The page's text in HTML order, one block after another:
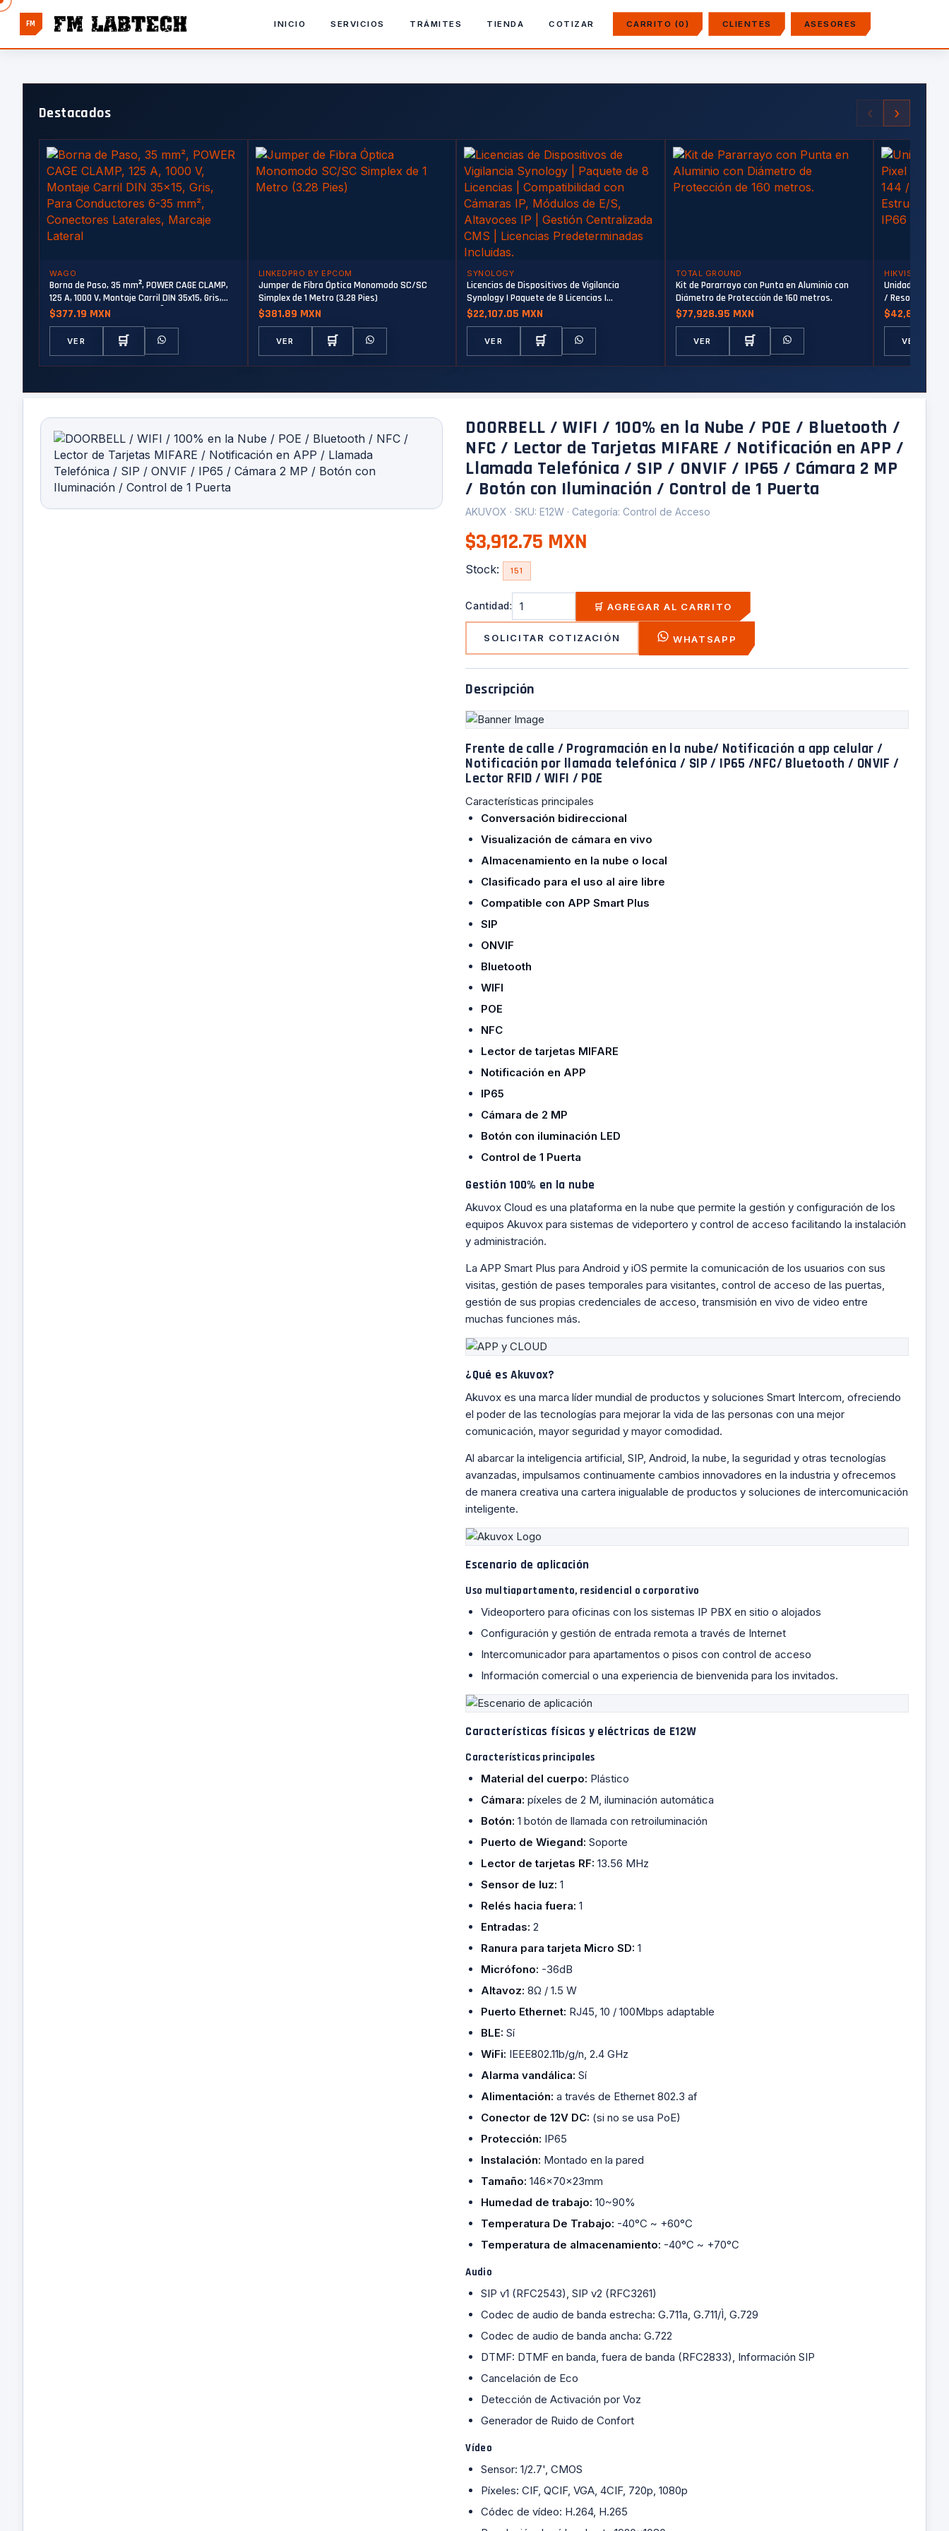
FM INICIO SERVICIOS TRÁMITES TIENDA COTIZAR CARRITO (0) CLIENTES ASESORES
Destacados ‹ ›
WAGO
Borna de Paso, 35 mm², POWER CAGE CLAMP,
125 A, 1000 V, Montaje Carril DIN 35x15, Gris,
Para Conductores 6-35 mm², Conectores
Laterales, Marcaje Lateral
$377.19 MXN
VER 🛒
LINKEDPRO BY EPCOM
Jumper de Fibra Óptica Monomodo SC/SC
Simplex de 1 Metro (3.28 Pies)
$381.89 MXN
VER 🛒
SYNOLOGY
Licencias de Dispositivos de Vigilancia
Synology | Paquete de 8 Licencias |
Compatibilidad con Cámaras IP, Módulos de
E/S, Altavoces IP | Gestión Centralizada CMS |
Licencias Predeterminadas Incluidas.
$22,107.05 MXN
VER 🛒
TOTAL GROUND
Kit de Pararrayo con Punta en Aluminio con
Diámetro de Protección de 160 metros.
$77,928.95 MXN
VER 🛒
HIKVISION
Unidad de
/ Resolución
/ Estructura de
$42,859.49
VER
DOORBELL / WIFI / 100% en la Nube / POE / Bluetooth /
NFC / Lector de Tarjetas MIFARE / Notificación en APP /
Llamada Telefónica / SIP / ONVIF / IP65 / Cámara 2 MP
/ Botón con Iluminación / Control de 1 Puerta
AKUVOX · SKU: E12W · Categoría: Control de Acceso
$3,912.75 MXN
Stock: 151
Cantidad: 🛒 AGREGAR AL CARRITO
SOLICITAR COTIZACIÓN WHATSAPP
Descripción
Frente de calle / Programación en la nube/ Notificación a app celular /
Notificación por llamada telefónica / SIP / IP65 /NFC/ Bluetooth / ONVIF /
Lector RFID / WIFI / POE
Características principales
Conversación bidireccional
Visualización de cámara en vivo
Almacenamiento en la nube o local
Clasificado para el uso al aire libre
Compatible con APP Smart Plus
SIP
ONVIF
Bluetooth
WIFI
POE
NFC
Lector de tarjetas MIFARE
Notificación en APP
IP65
Cámara de 2 MP
Botón con iluminación LED
Control de 1 Puerta
Gestión 100% en la nube
Akuvox Cloud es una plataforma en la nube que permite la gestión y configuración de los
equipos Akuvox para sistemas de videportero y control de acceso facilitando la instalación
y administración.
La APP Smart Plus para Android y iOS permite la comunicación de los usuarios con sus
visitas, gestión de pases temporales para visitantes, control de acceso de las puertas,
gestión de sus propias credenciales de acceso, transmisión en vivo de video entre
muchas funciones más.
¿Qué es Akuvox?
Akuvox es una marca líder mundial de productos y soluciones Smart Intercom, ofreciendo
el poder de las tecnologías para mejorar la vida de las personas con una mejor
comunicación, mayor seguridad y mayor comodidad.
Al abarcar la inteligencia artificial, SIP, Android, la nube, la seguridad y otras tecnologías
avanzadas, impulsamos continuamente cambios innovadores en la industria y ofrecemos
de manera creativa una cartera inigualable de productos y soluciones de intercomunicación
inteligente.
Escenario de aplicación
Uso multiapartamento, residencial o corporativo
Videoportero para oficinas con los sistemas IP PBX en sitio o alojados
Configuración y gestión de entrada remota a través de Internet
Intercomunicador para apartamentos o pisos con control de acceso
Información comercial o una experiencia de bienvenida para los invitados.
Características físicas y eléctricas de E12W
Características principales
Material del cuerpo: Plástico
Cámara: píxeles de 2 M, iluminación automática
Botón: 1 botón de llamada con retroiluminación
Puerto de Wiegand: Soporte
Lector de tarjetas RF: 13.56 MHz
Sensor de luz: 1
Relés hacia fuera: 1
Entradas: 2
Ranura para tarjeta Micro SD: 1
Micrófono: -36dB
Altavoz: 8Ω / 1.5 W
Puerto Ethernet: RJ45, 10 / 100Mbps adaptable
BLE: Sí
WiFi: IEEE802.11b/g/n, 2.4 GHz
Alarma vandálica: Sí
Alimentación: a través de Ethernet 802.3 af
Conector de 12V DC: (si no se usa PoE)
Protección: IP65
Instalación: Montado en la pared
Tamaño: 146x70x23mm
Humedad de trabajo: 10~90%
Temperatura De Trabajo: -40°C ~ +60°C
Temperatura de almacenamiento: -40°C ~ +70°C
Audio
SIP v1 (RFC2543), SIP v2 (RFC3261)
Codec de audio de banda estrecha: G.711a, G.711/Ì, G.729
Codec de audio de banda ancha: G.722
DTMF: DTMF en banda, fuera de banda (RFC2833), Información SIP
Cancelación de Eco
Detección de Activación por Voz
Generador de Ruido de Confort
Vídeo
Sensor: 1/2.7', CMOS
Píxeles: CIF, QCIF, VGA, 4CIF, 720p, 1080p
Códec de vídeo: H.264, H.265